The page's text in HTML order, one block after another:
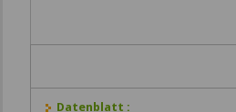
Datenblatt :